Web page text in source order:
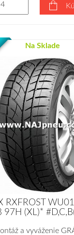
Na Sklade
RXFROST
97H (XL)*
a vyváženie